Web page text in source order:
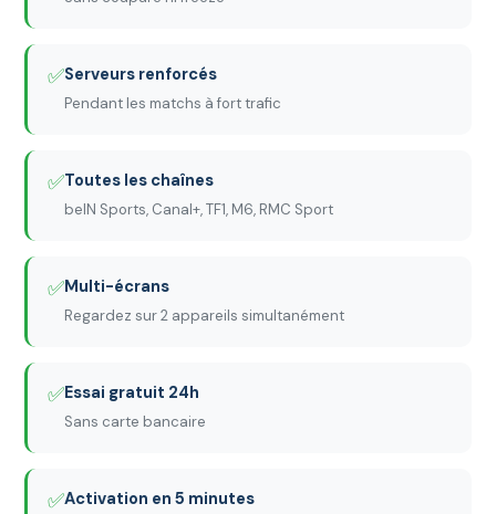
✅Serveurs renforcés
Pendant les matchs à fort trafic
✅Toutes les chaînes
beIN Sports, Canal+, TF1, M6, RMC Sport
✅Multi-écrans
Regardez sur 2 appareils simultanément
✅Essai gratuit 24h
Sans carte bancaire
✅Activation en 5 minutes